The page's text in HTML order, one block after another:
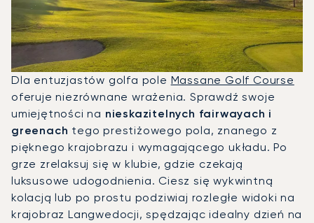
Dla entuzjastów golfa pole Massane Golf Course
oferuje niezrównane wrażenia. Sprawdź swoje
umiejętności na nieskazitelnych fairwayach i
greenach tego prestiżowego pola, znanego z
pięknego krajobrazu i wymagającego układu. Po
grze zrelaksuj się w klubie, gdzie czekają
luksusowe udogodnienia. Ciesz się wykwintną
kolacją lub po prostu podziwiaj rozległe widoki na
krajobraz Langwedocji, spędzając idealny dzień na